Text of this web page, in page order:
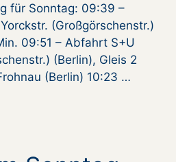
für Sonntag: 09:39 –
(Großgörschenstr.)
09:51 – Abfahrt S+U
(Berlin), Gleis 2
(Berlin) 10:23 …